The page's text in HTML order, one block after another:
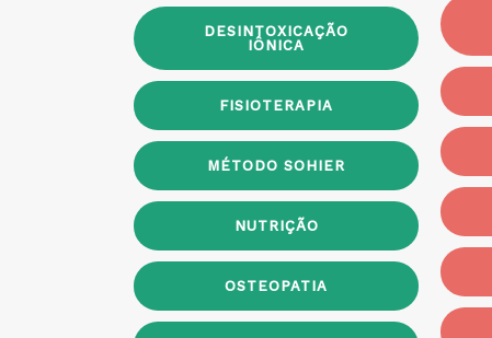
DESINTOXICAÇÃO
IÔNICA
FISIOTERAPIA
MÉTODO SOHIER
NUTRIÇÃO
OSTEOPATIA